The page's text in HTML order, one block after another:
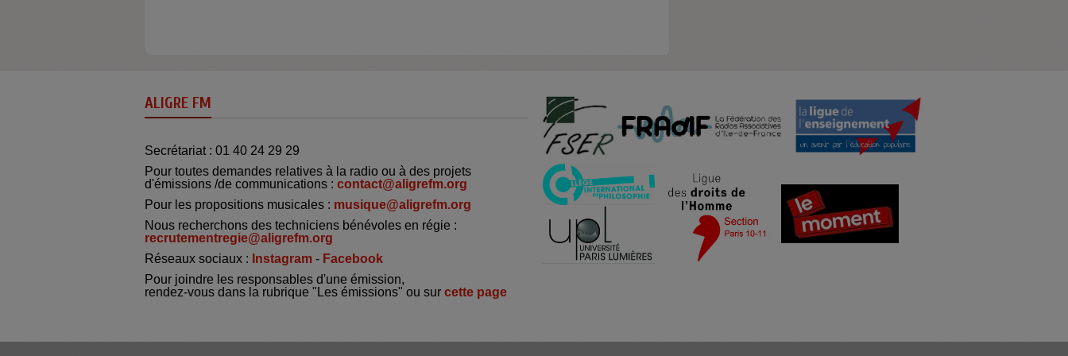
ALIGRE FM
Secrétariat : 01 40 24 29 29
Pour toutes demandes relatives à la radio ou à des projets
d'émissions /de communications : contact@aligrefm.org
Pour les propositions musicales : musique@aligrefm.org
Nous recherchons des techniciens bénévoles en régie :
recrutementregie@aligrefm.org
Réseaux sociaux : Instagram - Facebook
Pour joindre les responsables d'une émission,
rendez-vous dans la rubrique "Les émissions" ou sur cette page